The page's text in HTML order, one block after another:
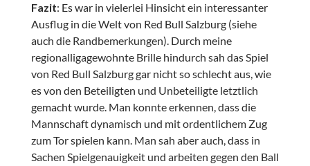
Fazit: Es war in vielerlei Hinsicht ein interessanter
Ausflug in die Welt von Red Bull Salzburg (siehe
auch die Randbemerkungen). Durch meine
regionalligagewohnte Brille hindurch sah das Spiel
von Red Bull Salzburg gar nicht so schlecht aus, wie
es von den Beteiligten und Unbeteiligte letztlich
gemacht wurde. Man konnte erkennen, dass die
Mannschaft dynamisch und mit ordentlichem Zug
zum Tor spielen kann. Man sah aber auch, dass in
Sachen Spielgenauigkeit und arbeiten gegen den Ball